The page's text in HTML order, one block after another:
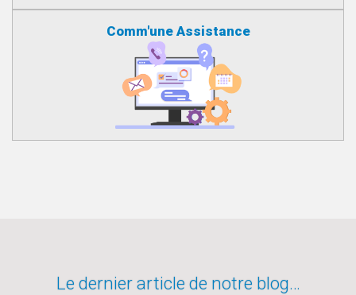
Comm'une Assistance
Le dernier article de notre blog…